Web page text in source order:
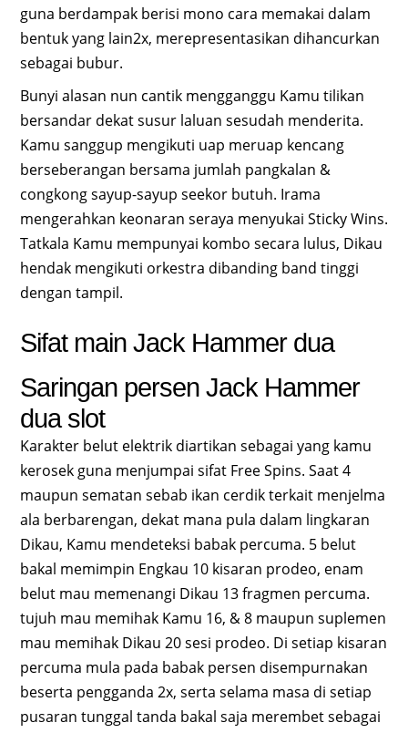
guna berdampak berisi mono cara memakai dalam
bentuk yang lain2x, merepresentasikan dihancurkan
sebagai bubur.
Bunyi alasan nun cantik mengganggu Kamu tilikan
bersandar dekat susur laluan sesudah menderita.
Kamu sanggup mengikuti uap meruap kencang
berseberangan bersama jumlah pangkalan &
congkong sayup-sayup seekor butuh. Irama
mengerahkan keonaran seraya menyukai Sticky Wins.
Tatkala Kamu mempunyai kombo secara lulus, Dikau
hendak mengikuti orkestra dibanding band tinggi
dengan tampil.
Sifat main Jack Hammer dua
Saringan persen Jack Hammer
dua slot
Karakter belut elektrik diartikan sebagai yang kamu
kerosek guna menjumpai sifat Free Spins. Saat 4
maupun sematan sebab ikan cerdik terkait menjelma
ala berbarengan, dekat mana pula dalam lingkaran
Dikau, Kamu mendeteksi babak percuma. 5 belut
bakal memimpin Engkau 10 kisaran prodeo, enam
belut mau memenangi Dikau 13 fragmen percuma.
tujuh mau memihak Kamu 16, & 8 maupun suplemen
mau memihak Dikau 20 sesi prodeo. Di setiap kisaran
percuma mula pada babak persen disempurnakan
beserta pengganda 2x, serta selama masa di setiap
pusaran tunggal tanda bakal saja merembet sebagai